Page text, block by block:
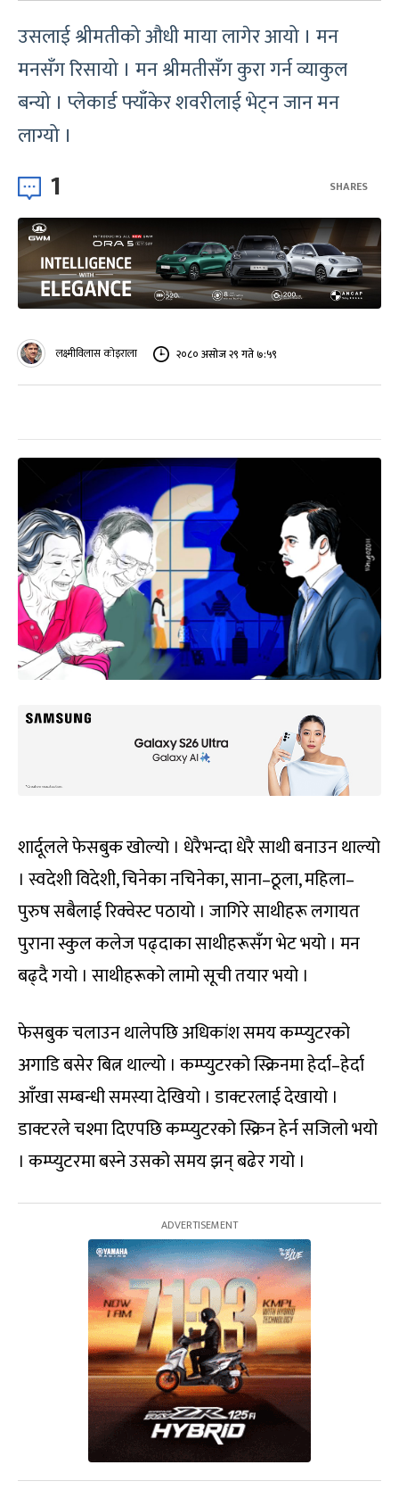
उसलाई श्रीमतीको औधी माया लागेर आयो । मन
मनसँग रिसायो । मन श्रीमतीसँग कुरा गर्न व्याकुल
बन्यो । प्लेकार्ड फ्याँकेर शवरीलाई भेट्न जान मन
लाग्यो ।
1 SHARES
लक्ष्मीविलास कोइराला २०८० असोज २९ गते ७:५९
शार्दूलले फेसबुक खोल्यो । धेरैभन्दा धेरै साथी बनाउन थाल्यो
। स्वदेशी विदेशी, चिनेका नचिनेका, साना–ठूला, महिला–
पुरुष सबैलाई रिक्वेस्ट पठायो । जागिरे साथीहरू लगायत
पुराना स्कुल कलेज पढ्दाका साथीहरूसँग भेट भयो । मन
बढ्दै गयो । साथीहरूको लामो सूची तयार भयो ।
फेसबुक चलाउन थालेपछि अधिकांश समय कम्प्युटरको
अगाडि बसेर बित्न थाल्यो । कम्प्युटरको स्क्रिनमा हेर्दा–हेर्दा
आँखा सम्बन्धी समस्या देखियो । डाक्टरलाई देखायो ।
डाक्टरले चश्मा दिएपछि कम्प्युटरको स्क्रिन हेर्न सजिलो भयो
। कम्प्युटरमा बस्ने उसको समय झन् बढेर गयो ।